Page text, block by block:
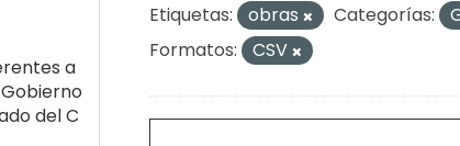
a
del C
Etiquetas: obras Categorías:
Formatos:
CSV